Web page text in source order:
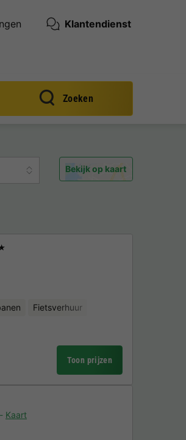
Klantendienst
Zoeken
Bekijk op kaart
Fietsverhuur
Toon prijzen
Kaart